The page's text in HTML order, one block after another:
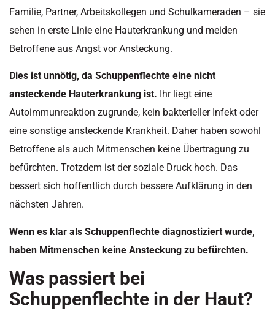
Familie, Partner, Arbeitskollegen und Schulkameraden – sie
sehen in erste Linie eine Hauterkrankung und meiden
Betroffene aus Angst vor Ansteckung.
Dies ist unnötig, da Schuppenflechte eine nicht
ansteckende Hauterkrankung ist. Ihr liegt eine
Autoimmunreaktion zugrunde, kein bakterieller Infekt oder
eine sonstige ansteckende Krankheit. Daher haben sowohl
Betroffene als auch Mitmenschen keine Übertragung zu
befürchten. Trotzdem ist der soziale Druck hoch. Das
bessert sich hoffentlich durch bessere Aufklärung in den
nächsten Jahren.
Wenn es klar als Schuppenflechte diagnostiziert wurde,
haben Mitmenschen keine Ansteckung zu befürchten.
Was passiert bei
Schuppenflechte in der Haut?